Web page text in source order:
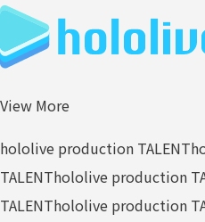
View More
hololive production TALENT
TALENThololive production
TALENThololive production